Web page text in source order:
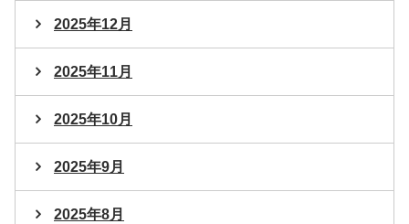
2025年12月
2025年11月
2025年10月
2025年9月
2025年8月